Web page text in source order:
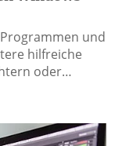
und
hilfreiche
oder…